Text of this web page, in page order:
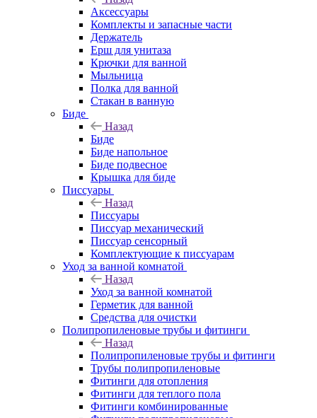
Аксессуары
Комплекты и запасные части
Держатель
Ерш для унитаза
Крючки для ванной
Мыльница
Полка для ванной
Стакан в ванную
Биде
Назад
Биде
Биде напольное
Биде подвесное
Крышка для биде
Писсуары
Назад
Писсуары
Писсуар механический
Писсуар сенсорный
Комплектующие к писсуарам
Уход за ванной комнатой
Назад
Уход за ванной комнатой
Герметик для ванной
Средства для очистки
Полипропиленовые трубы и фитинги
Назад
Полипропиленовые трубы и фитинги
Трубы полипропиленовые
Фитинги для отопления
Фитинги для теплого пола
Фитинги комбинированные